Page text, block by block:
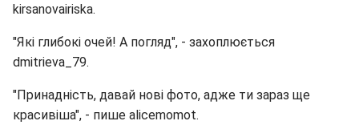
kirsanovairiska.
"Які глибокі очей! А погляд", - захоплюється
dmitrieva_79.
"Принадність, давай нові фото, адже ти зараз ще
красивіша", - пише alicemomot.